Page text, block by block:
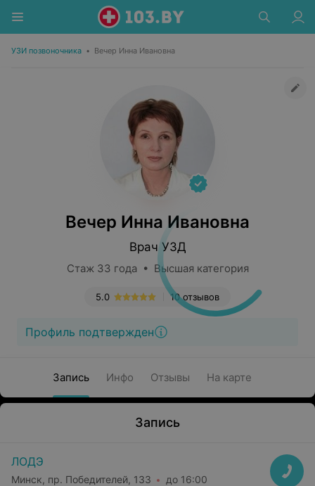
УЗИ позвоночника • Вечер Инна Ивановна
Вечер Инна Ивановна
Врач УЗД
Стаж 33 года • Высшая категория
10 отзывов
5.0
Профиль подтвержден
Запись Инфо Отзывы На карте
Запись
ЛОДЭ
Минск, пр. Победителей, 133 до 16:00